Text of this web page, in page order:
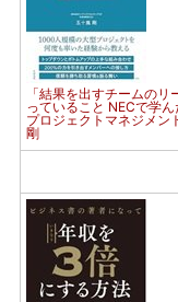
「結果を出すチームのリ
っていること NECで学
プロジェクトマネジメン
剛